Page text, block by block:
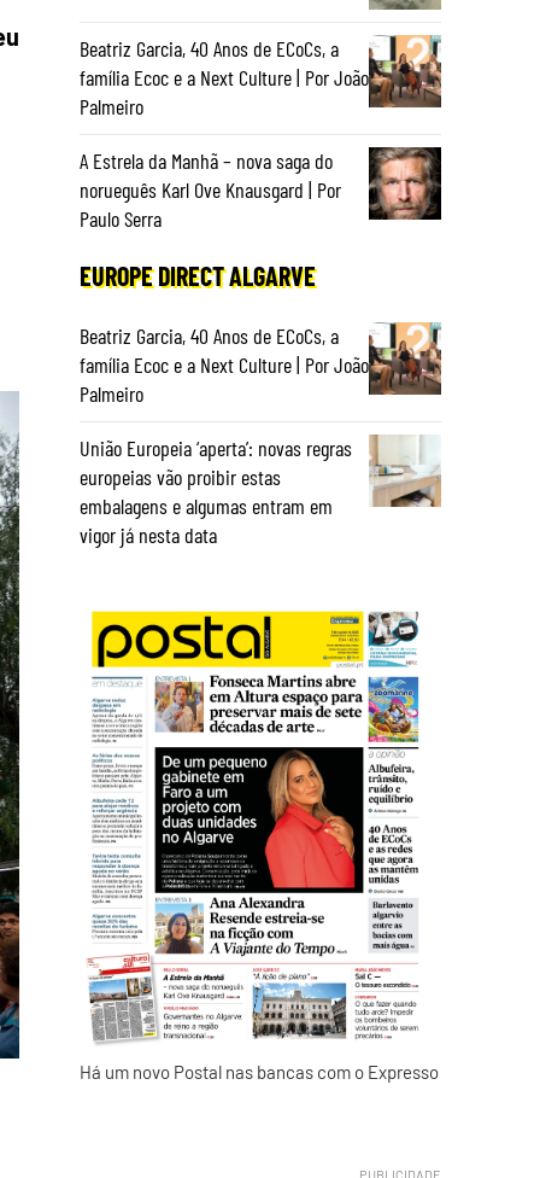
Beatriz Garcia, 40 Anos de ECoCs, a
família Ecoc e a Next Culture | Por João
Palmeiro
A Estrela da Manhã – nova saga do
norueguês Karl Ove Knausgard | Por
Paulo Serra
EUROPE DIRECT ALGARVE
Beatriz Garcia, 40 Anos de ECoCs, a
família Ecoc e a Next Culture | Por João
Palmeiro
União Europeia ‘aperta’: novas regras
europeias vão proibir estas
embalagens e algumas entram em
vigor já nesta data
Há um novo Postal nas bancas com o Expresso